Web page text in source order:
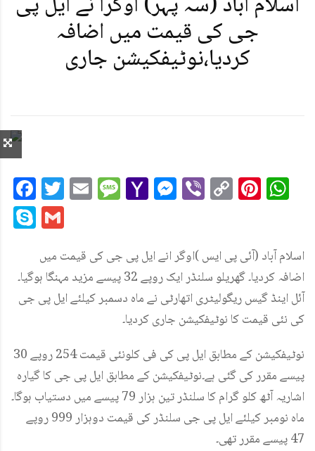
جی کی قیمت میں اضافہ
کردیا،نوٹیفکیشن جاری
Facebook
Twitter
EmailMessage
Yahoo
Mail
Messenger
ViberCopy
Link
Skype
اسلام آباد (آئی پی ایس )اوگر انے ایل پی جی کی قیمت میں
اضافہ کردیا۔ گھریلو سلنڈر ایک روپے 32 پیسے مزید مہنگا ہوگیا۔
آئل اینڈ گیس ریگولیٹری اتھارٹی نے ماہ دسمبر کیلئے ایل پی جی
کی نئی قیمت کا نوٹیفکیشن جاری کردیا۔
نوٹیفکیشن کے مطابق ایل پی کی فی کلونئی قیمت 254 روپے 30
پیسے مقرر کی گئی ہے۔نوٹیفکیشن کے مطابق ایل پی جی کا گیارہ
اشاریہ آٹھ کلو گرام کا سلنڈر تین ہزار 79 پیسے میں دستیاب ہوگا۔
ماہ نومبر کیلئے ایل پی جی سلنڈر کی قیمت دوہزار 999 روپے
47 پیسے مقرر تھی۔